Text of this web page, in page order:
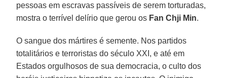
pessoas em escravas passíveis de serem torturadas,
mostra o terrível delírio que gerou os Fan Chji Min.
O sangue dos mártires é semente. Nos partidos
totalitários e terroristas do século XXI, e até em
Estados orgulhosos de sua democracia, o culto dos